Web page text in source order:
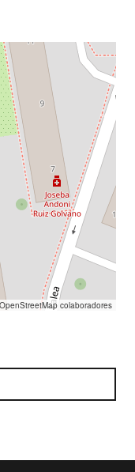
OpenStreetMap colaboradores